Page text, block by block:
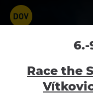
Program6.-
Race the